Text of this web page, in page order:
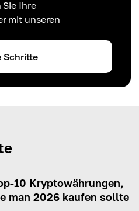
Ihre
mit unseren
Schritte
10 Kryptowährungen,
man 2026 kaufen sollte